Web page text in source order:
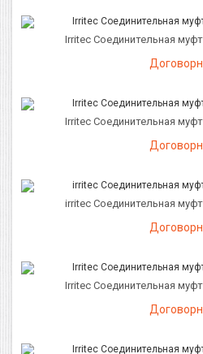
Irritec Соединительная
Irritec Соединительная
irritec Соединительная
Irritec Соединительная